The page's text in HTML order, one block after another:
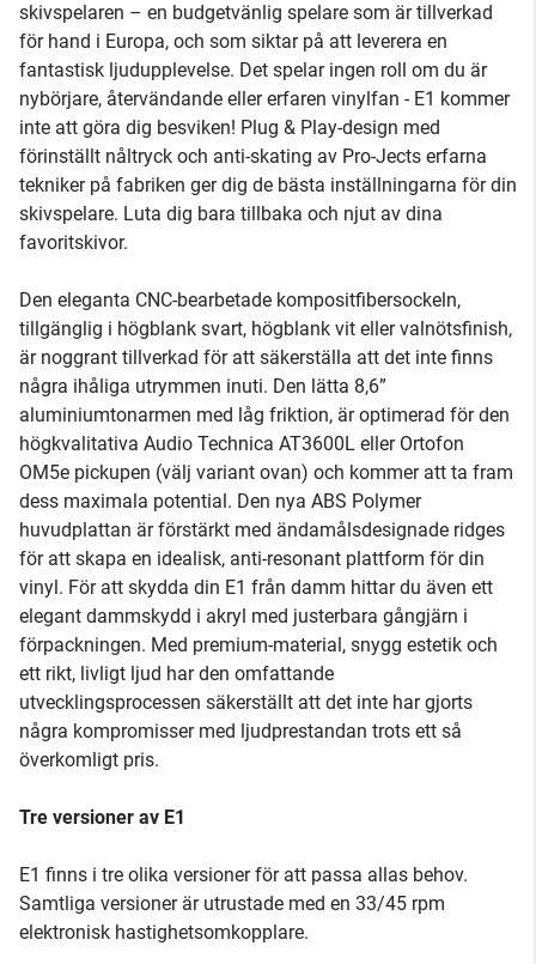
skivspelaren – en budgetvänlig spelare som är tillverkad
för hand i Europa, och som siktar på att leverera en
fantastisk ljudupplevelse. Det spelar ingen roll om du är
nybörjare, återvändande eller erfaren vinylfan - E1 kommer
inte att göra dig besviken! Plug & Play-design med
förinställt nåltryck och anti-skating av Pro-Jects erfarna
tekniker på fabriken ger dig de bästa inställningarna för din
skivspelare. Luta dig bara tillbaka och njut av dina
favoritskivor.
Den eleganta CNC-bearbetade kompositfibersockeln,
tillgänglig i högblank svart, högblank vit eller valnötsfinish,
är noggrant tillverkad för att säkerställa att det inte finns
några ihåliga utrymmen inuti. Den lätta 8,6”
aluminiumtonarmen med låg friktion, är optimerad för den
högkvalitativa Audio Technica AT3600L eller Ortofon
OM5e pickupen (välj variant ovan) och kommer att ta fram
dess maximala potential. Den nya ABS Polymer
huvudplattan är förstärkt med ändamålsdesignade ridges
för att skapa en idealisk, anti-resonant plattform för din
vinyl. För att skydda din E1 från damm hittar du även ett
elegant dammskydd i akryl med justerbara gångjärn i
förpackningen. Med premium-material, snygg estetik och
ett rikt, livligt ljud har den omfattande
utvecklingsprocessen säkerställt att det inte har gjorts
några kompromisser med ljudprestandan trots ett så
överkomligt pris.
Tre versioner av E1
E1 finns i tre olika versioner för att passa allas behov.
Samtliga versioner är utrustade med en 33/45 rpm
elektronisk hastighetsomkopplare.